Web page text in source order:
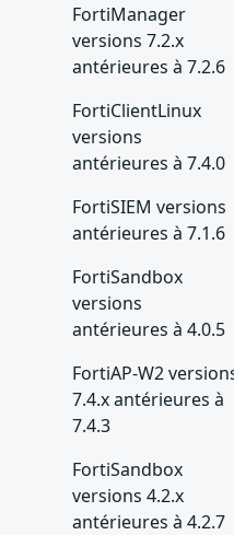
FortiManager
versions 7.2.x
antérieures à 7.2.6
FortiClientLinux
versions
antérieures à 7.4.0
FortiSIEM versions
antérieures à 7.1.6
FortiSandbox
versions
antérieures à 4.0.5
FortiAP-W2
7.4.x antérieures à
7.4.3
FortiSandbox
versions 4.2.x
antérieures à 4.2.7